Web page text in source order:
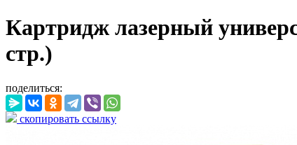
Картридж лазерный
стр.)
поделиться:
скопировать ссылку